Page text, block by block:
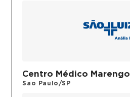
Centro Médico Marengo
Sao Paulo/SP